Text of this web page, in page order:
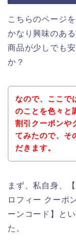
こちらのページ
かなり興味のあ
商品が少しでも
か？
なので、ここで
のことを色々と
割引クーポンや
てみたので、そ
だきます。
まず、私自身、
ロフィー クーポ
ーンコード】と
た。